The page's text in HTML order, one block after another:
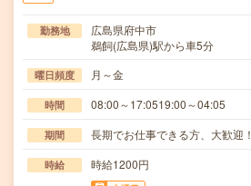
勤務地
広島県府中市
鵜飼(広島県)駅から車5分
曜日頻度 月～金
時間 08:00～17:0519:00～04:05
期間 長期でお仕事できる方、大歓迎！
時給 時給1200円